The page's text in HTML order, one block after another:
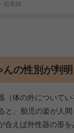
助産師
の性別が判明
（体の外について
と、胎児の姿が人
合えば外性器の形